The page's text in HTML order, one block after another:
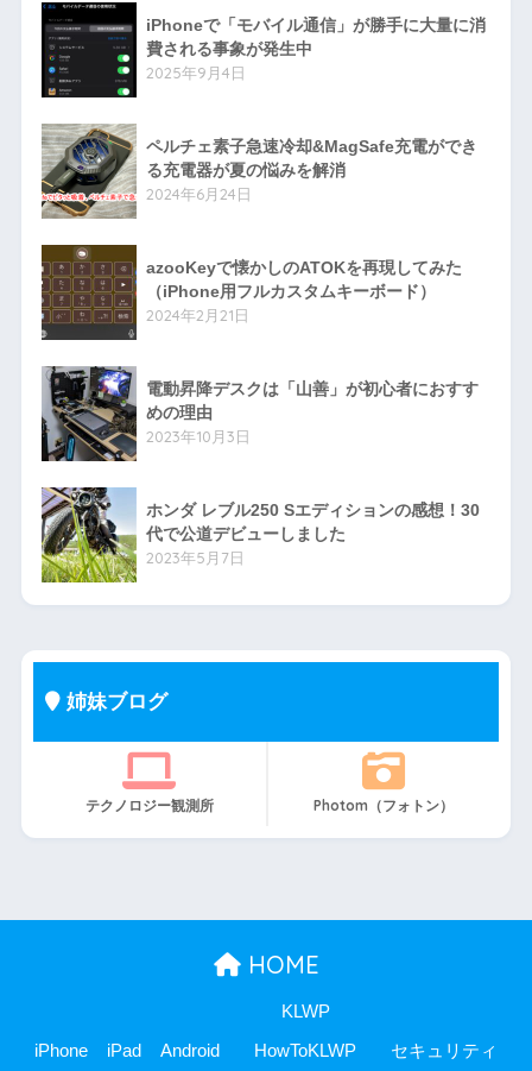
iPhoneで「モバイル通信」が勝手に大量に消
費される事象が発生中
2025年9月4日
ペルチェ素子急速冷却&MagSafe充電ができ
る充電器が夏の悩みを解消
2024年6月24日
azooKeyで懐かしのATOKを再現してみた
（iPhone用フルカスタムキーボード）
2024年2月21日
電動昇降デスクは「山善」が初心者におすす
めの理由
2023年10月3日
ホンダ レブル250 Sエディションの感想！30
代で公道デビューしました
2023年5月7日
姉妹ブログ
テクノロジー観測所 Photom（フォトン）
HOME
iPhone iPad Android
KLWP
HowToKLWP セキュリティ